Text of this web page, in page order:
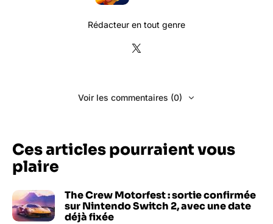
Rédacteur en tout genre
Voir les commentaires (0)
Ces articles pourraient vous
plaire
The Crew Motorfest : sortie confirmée
sur Nintendo Switch 2, avec une date
déjà fixée